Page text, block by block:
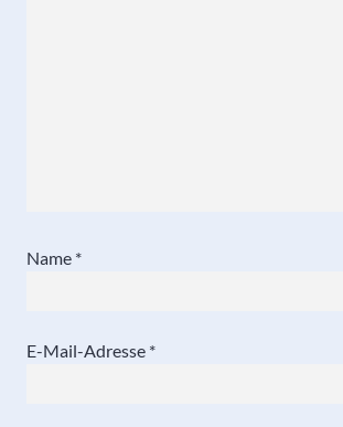
Name *
E-Mail-Adresse *